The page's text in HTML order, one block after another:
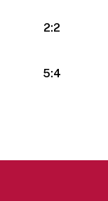
2:2
5:4